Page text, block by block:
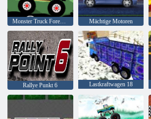
Monster Truck Forest-Lieferung Mächtige Motoren
Rallye Punkt 6 Lastkraftwagen 18